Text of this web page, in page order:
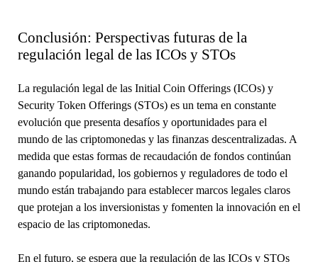
Conclusión: Perspectivas futuras de la
regulación legal de las ICOs y STOs
La regulación legal de las Initial Coin Offerings (ICOs) y
Security Token Offerings (STOs) es un tema en constante
evolución que presenta desafíos y oportunidades para el
mundo de las criptomonedas y las finanzas descentralizadas. A
medida que estas formas de recaudación de fondos continúan
ganando popularidad, los gobiernos y reguladores de todo el
mundo están trabajando para establecer marcos legales claros
que protejan a los inversionistas y fomenten la innovación en el
espacio de las criptomonedas.
En el futuro, se espera que la regulación de las ICOs y STOs